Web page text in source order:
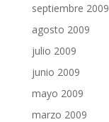
septiembre 2009
agosto 2009
julio 2009
junio 2009
mayo 2009
marzo 2009